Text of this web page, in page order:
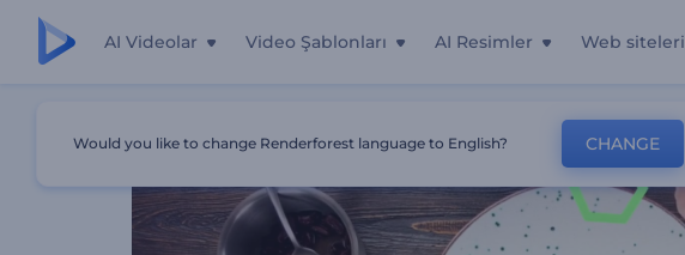
AI Videolar Video Şablonları AI Resimler Web siteleri
Would you like to change Renderforest language to English? CHANGE